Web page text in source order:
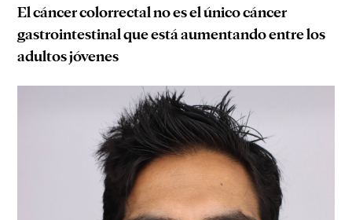
El cáncer colorrectal no es el único cáncer
gastrointestinal que está aumentando entre los
adultos jóvenes